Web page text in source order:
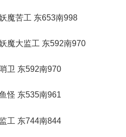
苦工 东653南998
大监工 东592南970
东592南970
东535南961
东744南844